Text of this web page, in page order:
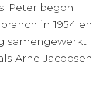
Peter begon
in 1954 en
samengewerkt
Arne Jacobsen